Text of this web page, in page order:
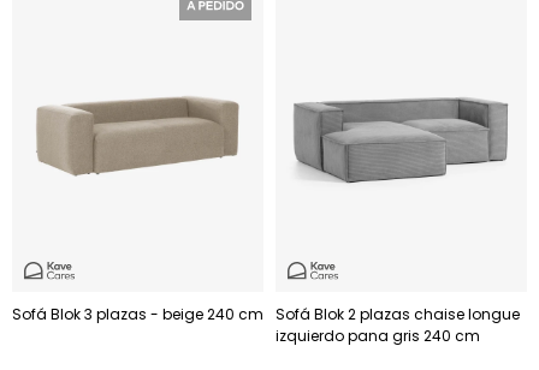
Sofá Blok 3 plazas - beige 240 cm
Sofá Blok 2 plazas chaise longue
izquierdo pana gris 240 cm